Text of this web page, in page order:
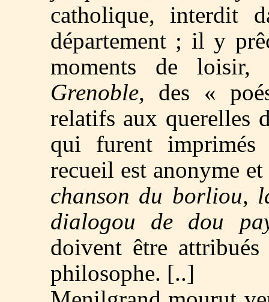
catholique, interdit
département ; il y
moments de
Grenoble, des «
relatifs aux querelles
qui furent
recueil est anonyme
chanson du borliou,
dialogou de dou
doivent être
philosophe. [..]